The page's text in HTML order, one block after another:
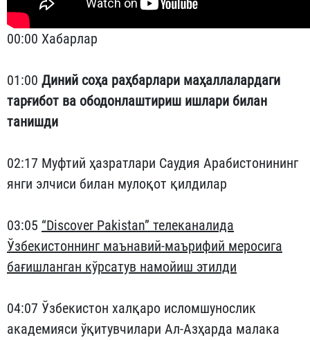
00:00 Хабарлар
01:00 Диний соҳа раҳбарлари маҳаллалардаги
тарғибот ва ободонлаштириш ишлари билан
танишди
02:17 Муфтий ҳазратлари Саудия Арабистонининг
янги элчиси билан мулоқот қилдилар
03:05 “Discover Pakistan” телеканалида
Ўзбекистоннинг маънавий-маърифий меросига
бағишланган кўрсатув намойиш этилди
04:07 Ўзбекистон халқаро исломшунослик
академияси ўқитувчилари Ал-Азҳарда малака